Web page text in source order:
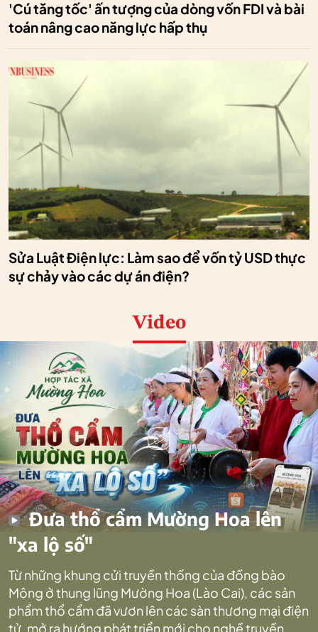
'Cú tăng tốc' ấn tượng của dòng vốn FDI và bài
toán nâng cao năng lực hấp thụ
Sửa Luật Điện lực: Làm sao để vốn tỷ USD thực
sự chảy vào các dự án điện?
Video
Đưa thổ cẩm Mường Hoa lên
"xa lộ số"
Từ những khung cửi truyền thống của đồng bào
Mông ở thung lũng Mường Hoa (Lào Cai), các sản
phẩm thổ cẩm đã vươn lên các sàn thương mại điện
tử, mở ra hướng phát triển mới cho nghề truyền